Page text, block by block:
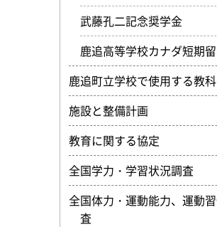
武藤孔二記念奨学金
鹿追高等学校カナダ短期
鹿追町立学校で使用する教
施設と整備計画
教育に関する協定
全国学力・学習状況調査
全国体力・運動能力、運動
査